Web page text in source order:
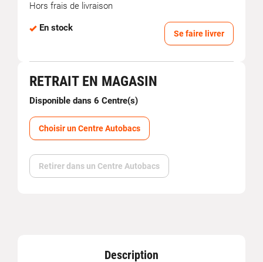
Hors frais de livraison
En stock
Se faire livrer
RETRAIT EN MAGASIN
Disponible dans 6 Centre(s)
Choisir un Centre Autobacs
Retirer dans un Centre Autobacs
Description